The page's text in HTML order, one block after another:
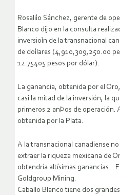
Rosaliìo Sánchez, gerente de
Blanco dijo en la consulta
inversioìn de la transnacional
de doìlares (4,910,309,250.00
12.75405 pesos por dólar).
La ganancia, obtenida por el
casi la mitad de la inversión, la
primeros 2 anÞos de operación.
obtenida por la Plata.
A la transnacional canadiense
extraer la riqueza mexicana de
obtendría altísimas ganancias.
Goldgroup Mining.
Caballo Blanco tiene dos